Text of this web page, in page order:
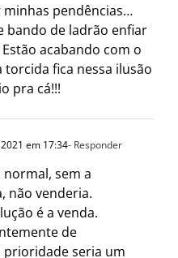
pendências…
bando de ladrão enfiar
acabando com o
fica nessa ilusão
pra cá!!!
em 17:34- Responder
sem a
não venderia.
é a venda.
de
prioridade seria um